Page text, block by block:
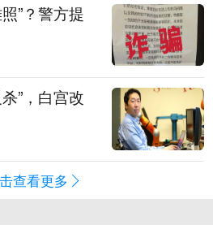
”？警方提
”，白宫改
查看更多